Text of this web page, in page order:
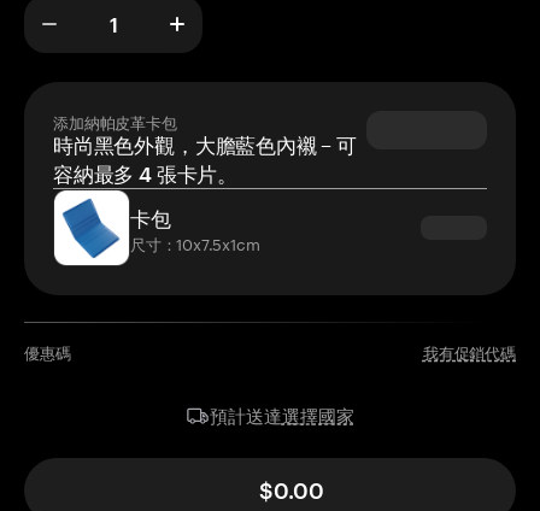
添加納帕皮革卡包
時尚黑色外觀，大膽藍色內襯 – 可
容納最多 4 張卡片。
卡包
尺寸：10x7.5x1cm
優惠碼 我有促銷代碼
預計送達選擇國家
$0.00